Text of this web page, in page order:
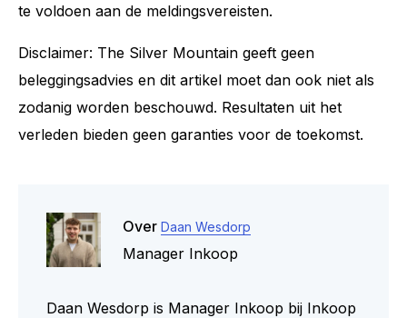
te voldoen aan de meldingsvereisten.
Disclaimer: The Silver Mountain geeft geen
beleggingsadvies en dit artikel moet dan ook niet als
zodanig worden beschouwd. Resultaten uit het
verleden bieden geen garanties voor de toekomst.
Over Daan Wesdorp
Manager Inkoop
Daan Wesdorp is Manager Inkoop bij Inkoop